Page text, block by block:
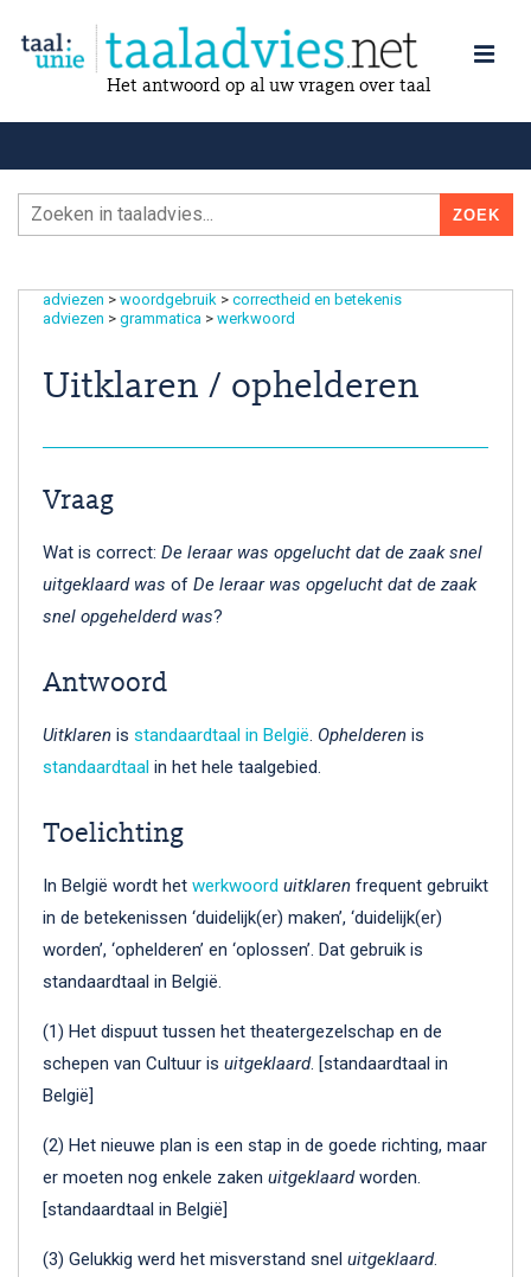
Het antwoord op al uw vragen over taal
adviezen > woordgebruik > correctheid en betekenis
adviezen > grammatica > werkwoord
Uitklaren / ophelderen
Vraag
Wat is correct: De leraar was opgelucht dat de zaak snel
uitgeklaard was of De leraar was opgelucht dat de zaak
snel opgehelderd was?
Antwoord
Uitklaren is standaardtaal in België. Ophelderen is
standaardtaal in het hele taalgebied.
Toelichting
In België wordt het werkwoord uitklaren frequent gebruikt
in de betekenissen ‘duidelijk(er) maken’, ‘duidelijk(er)
worden’, ‘ophelderen’ en ‘oplossen’. Dat gebruik is
standaardtaal in België.
(1) Het dispuut tussen het theatergezelschap en de
schepen van Cultuur is uitgeklaard. [standaardtaal in
België]
(2) Het nieuwe plan is een stap in de goede richting, maar
er moeten nog enkele zaken uitgeklaardworden.
[standaardtaal in België]
(3) Gelukkig werd het misverstand snel uitgeklaard.